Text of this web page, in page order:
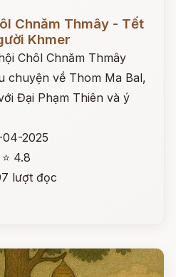
Chnăm Thmây - Tết
Khmer
Chôl Chnăm Thmây
chuyện về Thom Ma Bal,
Đại Phạm Thiên và ý
2025
⭐ 4.8
lượt đọc